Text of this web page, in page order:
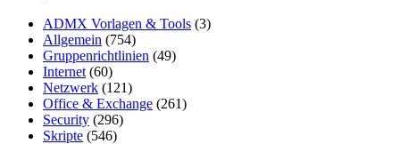
ADMX Vorlagen & Tools (3)
Allgemein (754)
Gruppenrichtlinien (49)
Internet (60)
Netzwerk (121)
Office & Exchange (261)
Security (296)
Skripte (546)